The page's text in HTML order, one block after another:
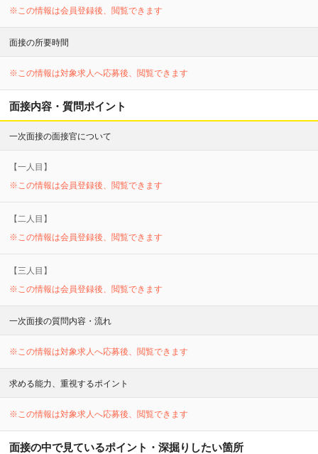
※この情報は会員登録後、閲覧できます
面接の所要時間
※この情報は対象求人へ応募後、閲覧できます
面接内容・質問ポイント
一次面接の面接官について
【一人目】
※この情報は会員登録後、閲覧できます
【二人目】
※この情報は会員登録後、閲覧できます
【三 人目】
※この情報は会員登録後、閲覧できます
一次面接の質問内容・流れ
※この情報は対象求人へ応募後、閲覧できます
求める能力、重視するポイント
※この情報は対象求人へ応募後、閲覧できます
面接の中で見ているポイント・深掘りしたい箇所